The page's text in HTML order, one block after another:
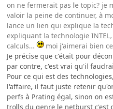
on ne fermerait pas le topic? je
valoir la peine de continuer, à
lance un lien qui explique la
expliquant la technologie
calculs...
moi j'aimerai bien
Je précise que c'était pour
par contre, c'est vrai qu'il
Pour ce qui est des
l'affaire, il faut juste retenir
perfs à Prating égal, sinon on
trolls du genre le netburst c'est